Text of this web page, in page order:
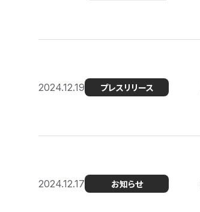
2024.12.19 プレスリリース
2024.12.17 お知らせ